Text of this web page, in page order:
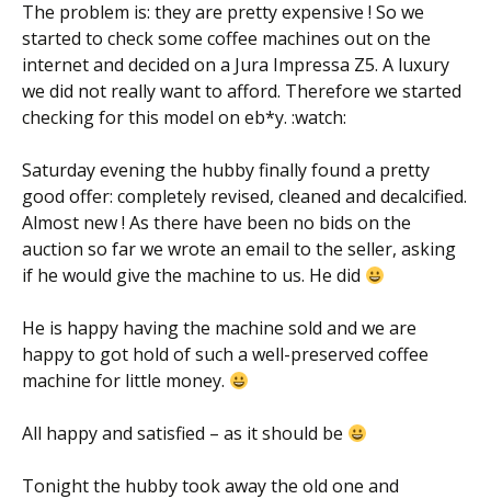
The problem is: they are pretty expensive ! So we
started to check some coffee machines out on the
internet and decided on a Jura Impressa Z5. A luxury
we did not really want to afford. Therefore we started
checking for this model on eb*y. :watch:
Saturday evening the hubby finally found a pretty
good offer: completely revised, cleaned and decalcified.
Almost new ! As there have been no bids on the
auction so far we wrote an email to the seller, asking
if he would give the machine to us. He did
He is happy having the machine sold and we are
happy to got hold of such a well-preserved coffee
machine for little money.
All happy and satisfied – as it should be
Tonight the hubby took away the old one and